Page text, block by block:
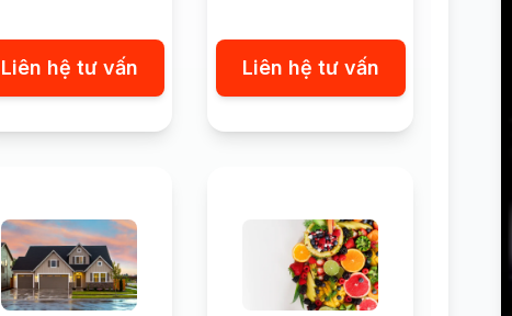
Liên hệ tư vấn Liên hệ tư vấn